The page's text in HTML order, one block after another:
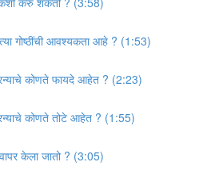
गोष्ठींची आवश्यकता आहे ? (1:53)
कोणते फायदे आहेत ? (2:23)
कोणते तोटे आहेत ? (1:55)
केला जातो ? (3:05)